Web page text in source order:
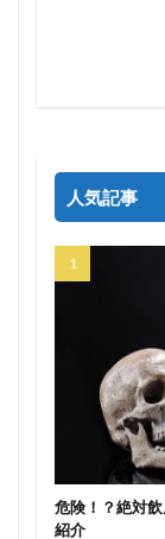
人気記事
危険！？絶対
紹介